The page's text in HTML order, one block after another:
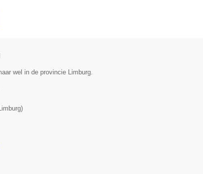
wel in de provincie Limburg.
)